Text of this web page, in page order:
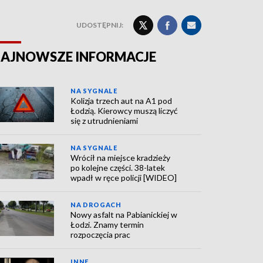
UDOSTĘPNIJ:
INFORMACJE
NA SYGNALE
Kolizja trzech aut na A1 pod
Łodzią. Kierowcy muszą liczyć
się z utrudnieniami
NA SYGNALE
Wrócił na miejsce kradzieży
po kolejne części. 38-latek
wpadł w ręce policji [WIDEO]
NA DROGACH
Nowy asfalt na Pabianickiej w
Łodzi. Znamy termin
rozpoczęcia prac